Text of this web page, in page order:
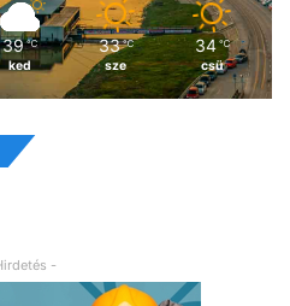
39 ℃
ked
33 ℃
sze
34 ℃
csü
-